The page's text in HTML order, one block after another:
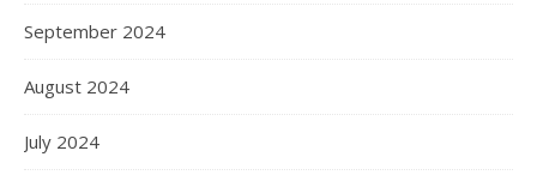
September 2024
August 2024
July 2024